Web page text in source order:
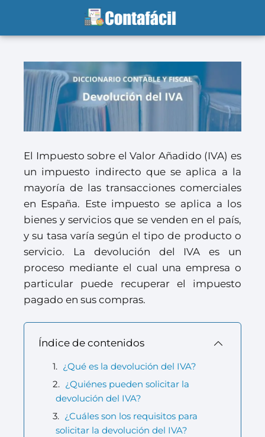
El Impuesto sobre el Valor Añadido (IVA) es
un impuesto indirecto que se aplica a la
mayoría de las transacciones comerciales
en España. Este impuesto se aplica a los
bienes y servicios que se venden en el país,
y su tasa varía según el tipo de producto o
servicio. La devolución del IVA es un
proceso mediante el cual una empresa o
particular puede recuperar el impuesto
pagado en sus compras.
Índice de contenidos
¿Qué es la devolución del IVA?
¿Quiénes pueden solicitar la
devolución del IVA?
¿Cuáles son los requisitos para
solicitar la devolución del IVA?